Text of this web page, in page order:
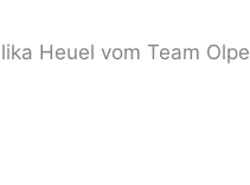
Heuel vom Team Olpe